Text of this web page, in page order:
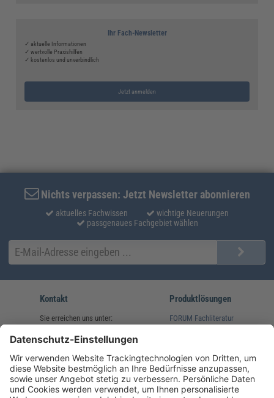
Ihr Fach-Newsletter
✓ aktuelle Informationen
✓ wertvolle Praxishilfen
✓ kostenlos und unverbindlich
Jetzt anmelden
Nichts verpassen: Jetzt Newsletter abonnieren
aktuelles Fachwissen
wichtige Neuerungen
passgenaues Fachgebiet wählen
Kontakt
Sie erreichen uns unter:
(08233) 38 11 23
service@forum-verlag.com
Mo-Do 07:30 - 17:00 Uhr
Fr 07:30 - 15:00 Uhr
Produktlösungen
FORUM Fachliteratur